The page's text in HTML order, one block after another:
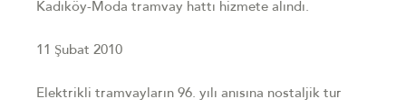
Kadıköy-Moda tramvay hattı hizmete alındı.
11 Şubat 2010
Elektrikli tramvayların 96. yılı anısına nostaljik tur